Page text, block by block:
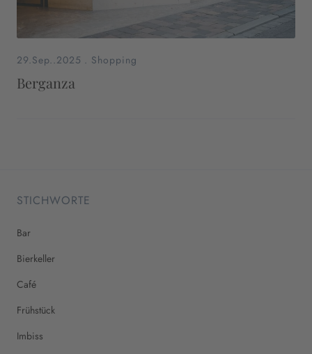
29.Sep..2025 . Shopping
Berganza
STICHWORTE
Bar
Bierkeller
Café
Frühstück
Imbiss